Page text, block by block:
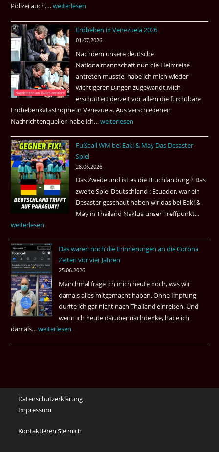
Polizei auch.…Ab
Juli
2026
Thai
Airways
nonstop
nach
Amsterdam.
weiterlesen
Erdbeben in Venezuela 2026
01.07.2026
Nachdem unsere deutsche
Nationalmannschaft nun die Heimreise
antreten musste, habe ich mich wieder
wichtigeren Dingen zugewandt.Mich
erschüttert derzeit vor allem die furchtbare
Erdbebenkatastrophe in Venezuela. Aus verschiedenen
Nachrichtenquellen habe ich…Erdbeben
Venezuela
weiterlesen
Fußball WM bei Eaki & May Das Desaster
Spiel
28.06.2026
Das Zweite und ist es die Bruchlandung ? Das
zweite Spiel Deutschland : Ecuador, war ein
Desaster geschaut haben wir das bei Eaki &
May in Thailand Naklua unser Treffpunkt…
bei
weiterlesen
Das waren noch die Erinnerungen an die Corona
Zeiten vor vier Jahren
25.06.2026
Manchmal frage ich mich heute noch, was wir
damals alles mitgemacht haben. Ohne Impfung
durfte ich gar nicht nach Thailand einreisen. Und
wenn ich heute darüber nachdenke, habe ich
damals…Das
an
die
Corona
Zeiten
weiterlesen
Datenschutzerklärung
Impressum
Kontaktieren Sie mich